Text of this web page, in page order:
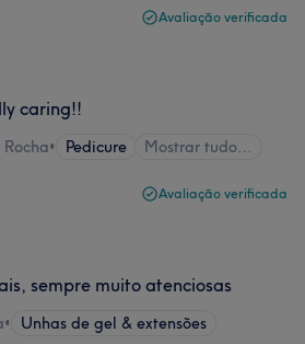
Avaliação verificada
caring!!
• Pedicure Mostrar tudo…
Avaliação verificada
sempre muito atenciosas
• Unhas de gel & extensões